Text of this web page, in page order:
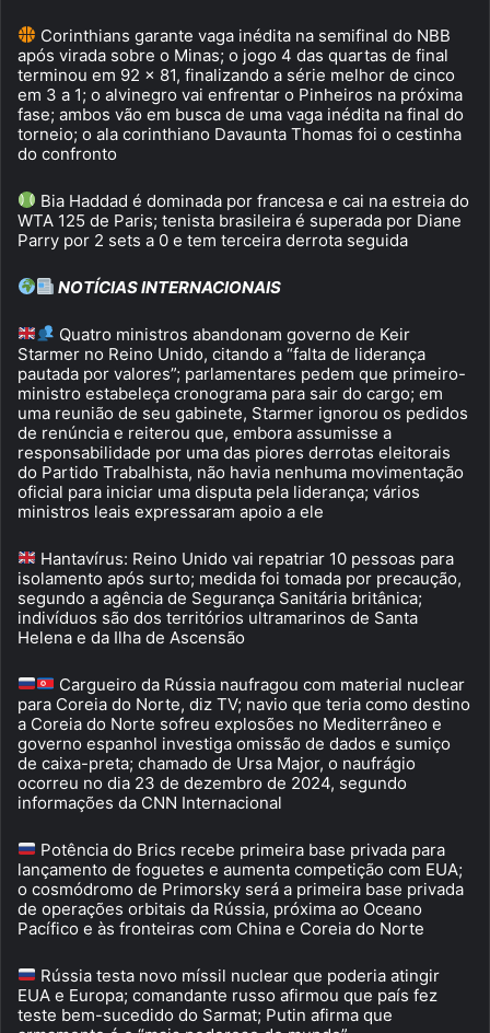
Corinthians garante vaga inédita na semifinal do NBB
após virada sobre o Minas; o jogo 4 das quartas de final
terminou em 92 x 81, finalizando a série melhor de cinco
em 3 a 1; o alvinegro vai enfrentar o Pinheiros na próxima
fase; ambos vão em busca de uma vaga inédita na final do
torneio; o ala corinthiano Davaunta Thomas foi o cestinha
do confronto
Bia Haddad é dominada por francesa e cai na estreia do
WTA 125 de Paris; tenista brasileira é superada por Diane
Parry por 2 sets a 0 e tem terceira derrota seguida
NOTÍCIAS INTERNACIONAIS
Quatro ministros abandonam governo de Keir
Starmer no Reino Unido, citando a “falta de liderança
pautada por valores”; parlamentares pedem que primeiro-
ministro estabeleça cronograma para sair do cargo; em
uma reunião de seu gabinete, Starmer ignorou os pedidos
de renúncia e reiterou que, embora assumisse a
responsabilidade por uma das piores derrotas eleitorais
do Partido Trabalhista, não havia nenhuma movimentação
oficial para iniciar uma disputa pela liderança; vários
ministros leais expressaram apoio a ele
Hantavírus: Reino Unido vai repatriar 10 pessoas para
isolamento após surto; medida foi tomada por precaução,
segundo a agência de Segurança Sanitária britânica;
indivíduos são dos territórios ultramarinos de Santa
Helena e da Ilha de Ascensão
Cargueiro da Rússia naufragou com material nuclear
para Coreia do Norte, diz TV; navio que teria como destino
a Coreia do Norte sofreu explosões no Mediterrâneo e
governo espanhol investiga omissão de dados e sumiço
de caixa-preta; chamado de Ursa Major, o naufrágio
ocorreu no dia 23 de dezembro de 2024, segundo
informações da CNN Internacional
Potência do Brics recebe primeira base privada para
lançamento de foguetes e aumenta competição com EUA;
o cosmódromo de Primorsky será a primeira base privada
de operações orbitais da Rússia, próxima ao Oceano
Pacífico e às fronteiras com China e Coreia do Norte
Rússia testa novo míssil nuclear que poderia atingir
EUA e Europa; comandante russo afirmou que país fez
teste bem-sucedido do Sarmat; Putin afirma que